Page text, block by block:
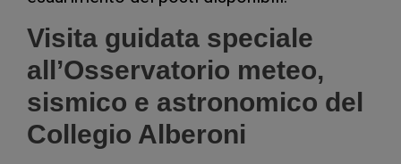
Visita guidata speciale
all’Osservatorio meteo,
sismico e astronomico del
Collegio Alberoni